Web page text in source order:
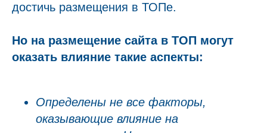
достичь размещения в ТОПе.
Но на размещение сайта в ТОП могут
оказать влияние такие аспекты:
Определены не все факторы,
оказывающие влияние на